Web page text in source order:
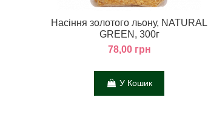
Насіння золотого льону, NATURAL
GREEN, 300г
78,00 грн
У Кошик